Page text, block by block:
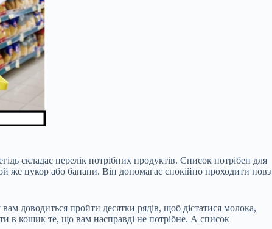
складає перелік потрібних продуктів. Список потрібен для
же цукор або банани. Він допомагає спокійно проходити повз
доводиться пройти десятки рядів, щоб дістатися молока,
в кошик те, що вам насправді не потрібне. А список